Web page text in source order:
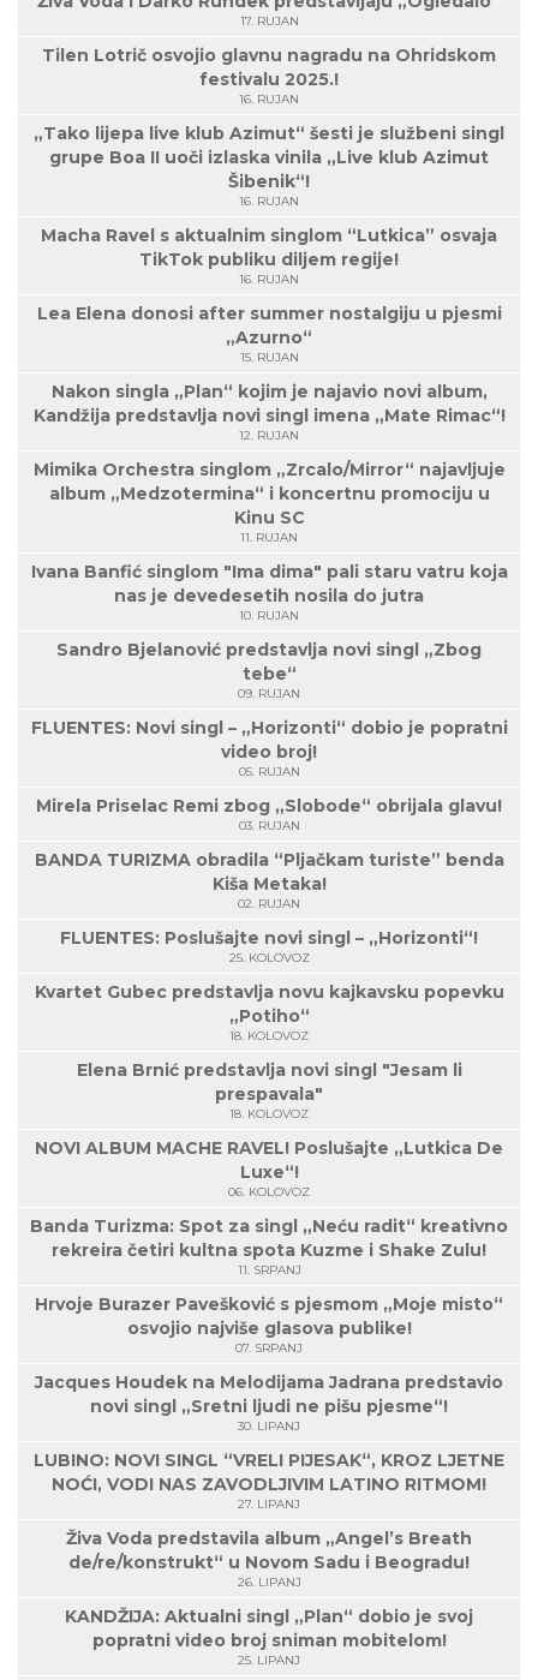
17. RUJAN
Tilen Lotrič osvojio glavnu nagradu na Ohridskom
festivalu 2025.!
16. RUJAN
„Tako lijepa live klub Azimut“ šesti je službeni singl
grupe Boa II uoči izlaska vinila „Live klub Azimut
Šibenik“!
16. RUJAN
Macha Ravel s aktualnim singlom “Lutkica” osvaja
TikTok publiku diljem regije!
16. RUJAN
Lea Elena donosi after summer nostalgiju u pjesmi
„Azurno“
15. RUJAN
Nakon singla „Plan“ kojim je najavio novi album,
Kandžija predstavlja novi singl imena „Mate Rimac“!
12. RUJAN
Mimika Orchestra singlom „Zrcalo/Mirror“ najavljuje
album „Medzotermina“ i koncertnu promociju u
Kinu SC
11. RUJAN
Ivana Banfić singlom "Ima dima" pali staru vatru koja
nas je devedesetih nosila do jutra
10. RUJAN
Sandro Bjelanović predstavlja novi singl „Zbog
tebe“
09. RUJAN
FLUENTES: Novi singl – „Horizonti“ dobio je popratni
video broj!
05. RUJAN
Mirela Priselac Remi zbog „Slobode“ obrijala glavu!
03. RUJAN
BANDA TURIZMA obradila “Pljačkam turiste” benda
Kiša Metaka!
02. RUJAN
FLUENTES: Poslušajte novi singl – „Horizonti“!
25. KOLOVOZ
Kvartet Gubec predstavlja novu kajkavsku popevku
„Potiho“
18. KOLOVOZ
Elena Brnić predstavlja novi singl "Jesam li
prespavala"
18. KOLOVOZ
NOVI ALBUM MACHE RAVEL! Poslušajte „Lutkica De
Luxe“!
06. KOLOVOZ
Banda Turizma: Spot za singl „Neću radit“ kreativno
rekreira četiri kultna spota Kuzme i Shake Zulu!
11. SRPANJ
Hrvoje Burazer Pavešković s pjesmom „Moje misto“
osvojio najviše glasova publike!
07. SRPANJ
Jacques Houdek na Melodijama Jadrana predstavio
novi singl „Sretni ljudi ne pišu pjesme“!
30. LIPANJ
LUBINO: NOVI SINGL “VRELI PIJESAK“, KROZ LJETNE
NOĆI, VODI NAS ZAVODLJIVIM LATINO RITMOM!
27. LIPANJ
Živa Voda predstavila album „Angel’s Breath
de/re/konstrukt“ u Novom Sadu i Beogradu!
26. LIPANJ
KANDŽIJA: Aktualni singl „Plan“ dobio je svoj
popratni video broj sniman mobitelom!
25. LIPANJ